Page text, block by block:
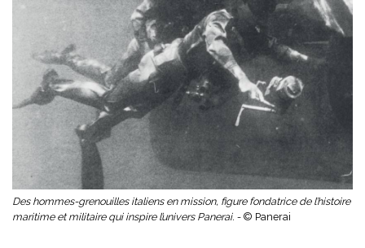
Des hommes-grenouilles italiens en mission, figure fondatrice de l’histoire
maritime et militaire qui inspire l’univers Panerai. - © Panerai